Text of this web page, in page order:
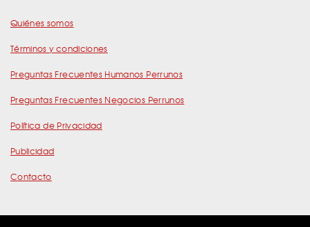
Quiénes somos
Términos y condiciones
Preguntas Frecuentes Humanos Perrunos
Preguntas Frecuentes Negocios Perrunos
Política de Privacidad
Publicidad
Contacto